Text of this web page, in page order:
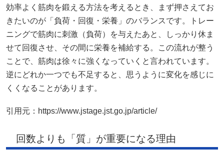
効率よく筋肉を鍛える方法を考えるとき、まず押さえてお
きたいのが「負荷・回復・栄養」のバランスです。トレー
ニングで筋肉に刺激（負荷）を与えたあと、しっかり休ま
せて回復させ、その間に栄養を補給する。この流れが整う
ことで、筋肉は徐々に強くなっていくと言われています。
逆にどれか一つでも不足すると、思うように変化を感じに
くくなることがあります。
引用元：https://www.jstage.jst.go.jp/article/
回数よりも「質」が重要になる理由